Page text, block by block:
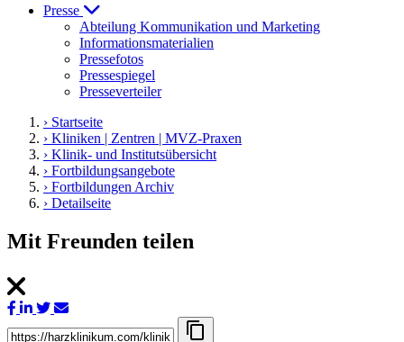
Presse
Abteilung Kommunikation und Marketing
Informationsmaterialien
Pressefotos
Pressespiegel
Presseverteiler
› Startseite
› Kliniken | Zentren | MVZ-Praxen
› Klinik- und Institutsübersicht
› Fortbildungsangebote
› Fortbildungen Archiv
› Detailseite
Mit Freunden teilen
content_copy